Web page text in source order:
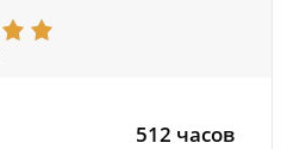
512 часов